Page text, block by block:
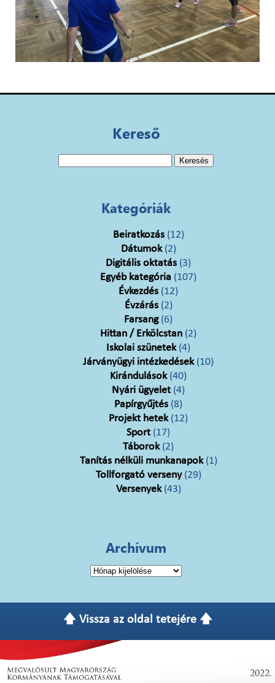
Kereső
Kategóriák
Beiratkozás(12)
Dátumok(2)
Digitális oktatás (3)
Egyéb kategória (107)
Évkezdés (12)
Évzárás(2)
Farsang(6)
Hittan / Erkölcstan (2)
Iskolai szünetek(4)
Járványügyi intézkedések(10)
Kirándulások(40)
Nyári ügyelet(4)
Papírgyűjtés (8)
Projekt hetek(12)
Sport(17)
Táborok(2)
Tanítás nélküli munkanapok(1)
Tollforgató verseny(29)
Versenyek(43)
Archívum
Archívum
🡅 Vissza az oldal tetejére 🡅